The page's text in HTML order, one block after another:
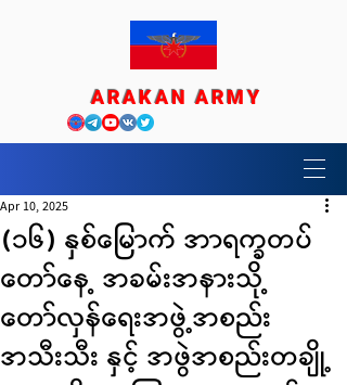
ARAKAN ARMY
(၁၆) နှစ်မြောက် အာရက္ခတပ်
တော်နေ့ အခမ်းအနားသို့
တော်လှန်ရေးအဖွဲ့အစည်း
အသီးသီး နှင့် အဖွဲအစည်းတချို့
Apr 10, 2025